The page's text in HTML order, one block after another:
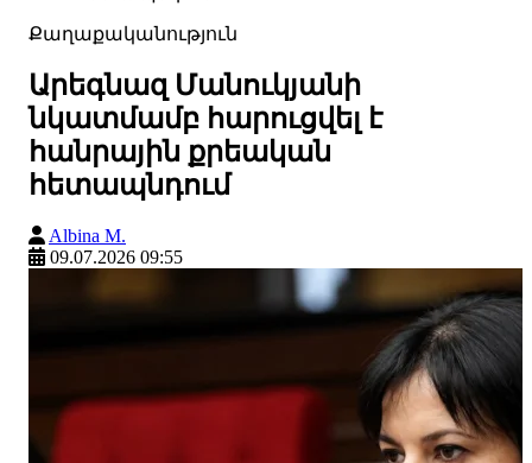
Քաղաքականություն
Արեգնազ Մանուկյանի
նկատմամբ հարուցվել է
հանրային քրեական
հետապնդում
Albina M.
09.07.2026 09:55